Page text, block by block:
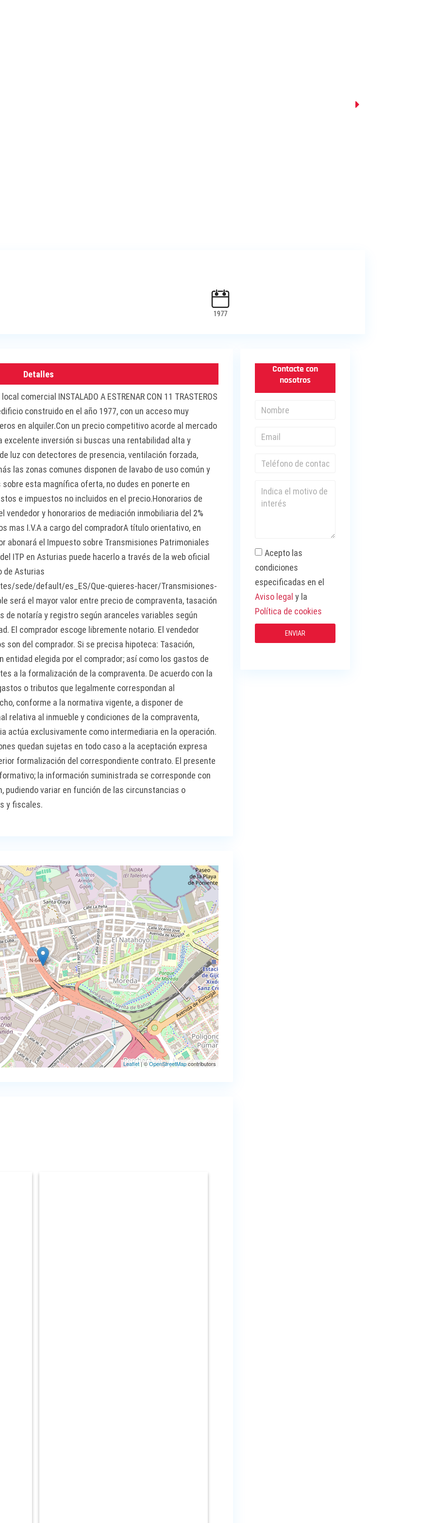
1977
Detalles
comercial INSTALADO A ESTRENAR CON 11 TRASTEROS
construido en el año 1977, con un acceso muy
en alquiler.Con un precio competitivo acorde al mercado
excelente inversión si buscas una rentabilidad alta y
luz con detectores de presencia, ventilación forzada,
las zonas comunes disponen de lavabo de uso común y
esta magnífica oferta, no dudes en ponerte en
e impuestos no incluidos en el precio.Honorarios de
vendedor y honorarios de mediación inmobiliaria del 2%
mas I.V.A a cargo del compradorA título orientativo, en
abonará el Impuesto sobre Transmisiones Patrimoniales
ITP en Asturias puede hacerlo a través de la web oficial
de Asturias
sede/default/es_ES/Que-quieres-hacer/Transmisiones-
será el mayor valor entre precio de compraventa, tasación
de notaría y registro según aranceles variables según
El comprador escoge libremente notario. El vendedor
son del comprador. Si se precisa hipoteca: Tasación,
elegida por el comprador; así como los gastos de
a la formalización de la compraventa. De acuerdo con la
o tributos que legalmente correspondan al
conforme a la normativa vigente, a disponer de
relativa al inmueble y condiciones de la compraventa,
actúa exclusivamente como intermediaria en la operación.
quedan sujetas en todo caso a la aceptación expresa
formalización del correspondiente contrato. El presente
la información suministrada se corresponde con
pudiendo variar en función de las circunstancias o
y fiscales.
Leaflet| ©OpenStreetMapcontributors
Contacte con
nosotros
Acepto las
condiciones
especificadas en el
Aviso legal y la
Política de cookies